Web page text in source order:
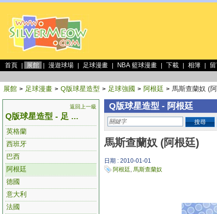
首頁 展館 漫遊球場 足球漫畫 NBA 籃球漫畫 下載 相簿
展館 > 足球漫畫 > Q版球星造型 > 足球強國 > 阿根廷 > 馬斯查蘭奴 (
返回上一級
Q版球星造型 - 足 ...
英格蘭
西班牙
巴西
阿根廷
德國
意大利
法國
Q版球星造型 - 阿根廷
搜尋
馬斯查蘭奴 (阿根廷)
日期 : 2010-01-01
阿根廷, 馬斯查蘭奴